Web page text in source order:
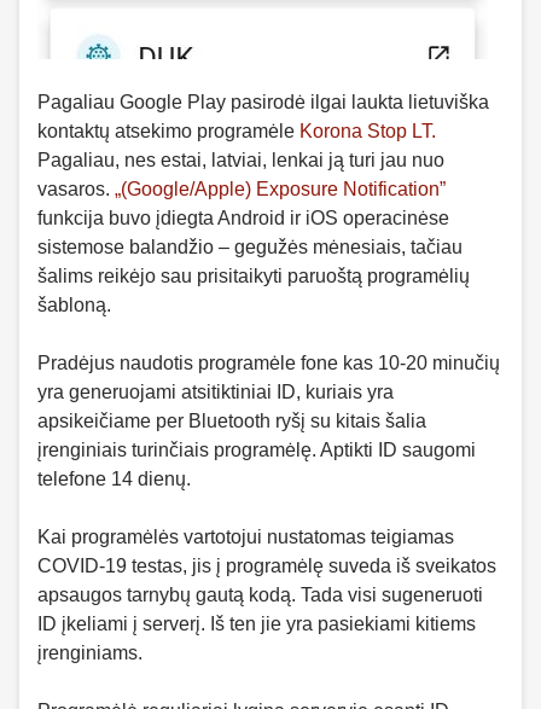
Pagaliau Google Play pasirodė ilgai laukta lietuviška
kontaktų atsekimo programėle Korona Stop LT.
Pagaliau, nes estai, latviai, lenkai ją turi jau nuo
vasaros. „(Google/Apple) Exposure Notification”
funkcija buvo įdiegta Android ir iOS operacinėse
sistemose balandžio – gegužės mėnesiais, tačiau
šalims reikėjo sau prisitaikyti paruoštą programėlių
šabloną.
Pradėjus naudotis programėle fone kas 10-20 minučių
yra generuojami atsitiktiniai ID, kuriais yra
apsikeičiame per Bluetooth ryšį su kitais šalia
įrenginiais turinčiais programėlę. Aptikti ID saugomi
telefone 14 dienų.
Kai programėlės vartotojui nustatomas teigiamas
COVID-19 testas, jis į programėlę suveda iš sveikatos
apsaugos tarnybų gautą kodą. Tada visi sugeneruoti
ID įkeliami į serverį. Iš ten jie yra pasiekiami kitiems
įrenginiams.